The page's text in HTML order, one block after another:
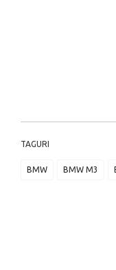
TAGURI
BMW BMW M3